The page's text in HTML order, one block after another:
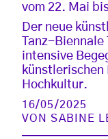
vom 22. Mai
Der neue
Tanz-
intensive
Hochkultur.
16/05/2025
VONSABINE